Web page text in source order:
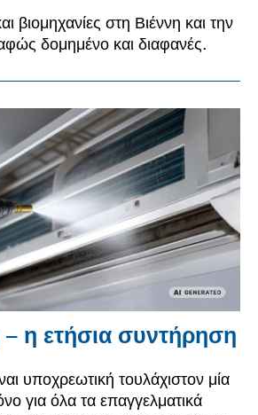
βιομηχανίες στη Βιέννη και την
δομημένο και διαφανές.
η ετήσια συντήρηση
υποχρεωτική τουλάχιστον μία
για όλα τα επαγγελματικά